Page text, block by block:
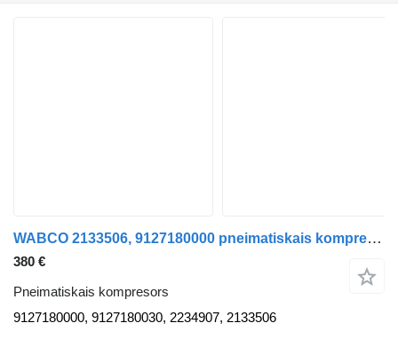
WABCO 2133506, 9127180000 pneimatiskais kompresors paredzēts DAF XF 106 vilcēja
380 €
Pneimatiskais kompresors
9127180000, 9127180030, 2234907, 2133506